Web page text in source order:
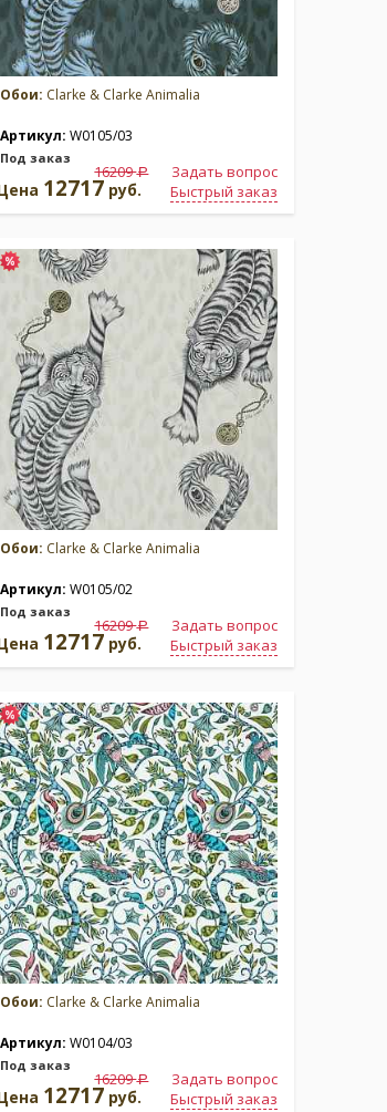
Обои: Clarke & Clarke Animalia
Артикул: W0105/03
Под заказ
Задать вопрос
Быстрый заказ
12717 руб.
16209a
Обои: Clarke & Clarke Animalia
Артикул: W0105/02
Под заказ
Задать вопрос
Быстрый заказ
12717 руб.
16209a
Обои: Clarke & Clarke Animalia
Артикул: W0104/03
Под заказ
Задать вопрос
Быстрый заказ
12717 руб.
16209a